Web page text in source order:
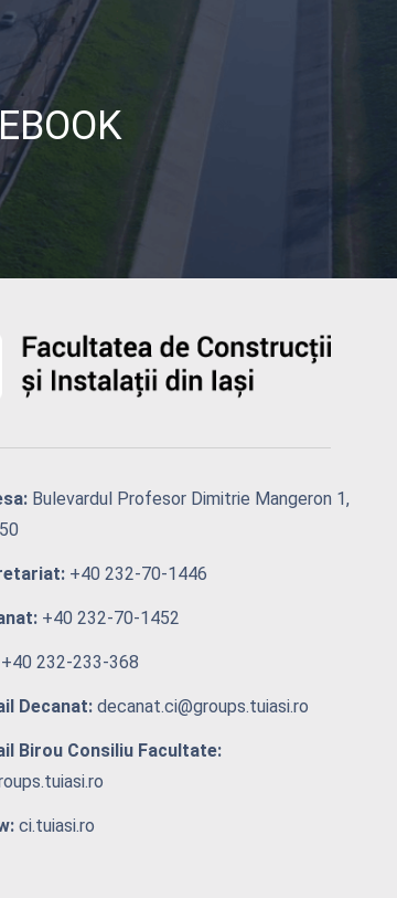
Bulevardul Profesor Dimitrie Mangeron 1,
+40 232-70-1446
+40 232-70-1452
232-233-368
Decanat:decanat.ci@groups.tuiasi.ro
Birou Consiliu Facultate:
ci.tuiasi.ro